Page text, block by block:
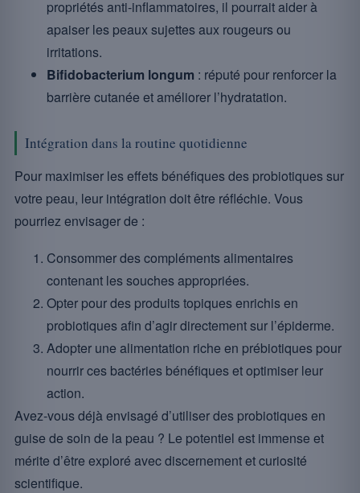
propriétés anti-inflammatoires, il pourrait aider à
apaiser les peaux sujettes aux rougeurs ou
irritations.
Bifidobacterium longum : réputé pour renforcer la
barrière cutanée et améliorer l’hydratation.
Intégration dans la routine quotidienne
Pour maximiser les effets bénéfiques des probiotiques sur
votre peau, leur intégration doit être réfléchie. Vous
pourriez envisager de :
Consommer des compléments alimentaires
contenant les souches appropriées.
Opter pour des produits topiques enrichis en
probiotiques afin d’agir directement sur l’épiderme.
Adopter une alimentation riche en prébiotiques pour
nourrir ces bactéries bénéfiques et optimiser leur
action.
Avez-vous déjà envisagé d’utiliser des probiotiques en
guise de soin de la peau ? Le potentiel est immense et
mérite d’être exploré avec discernement et curiosité
scientifique.